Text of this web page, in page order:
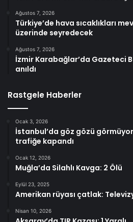
Ağustos 7, 2026
Türkiye’de hava sıcaklıkları
üzerinde seyredecek
Ağustos 7, 2026
İzmir Karabağlar’da Gazeteci
anıldı
Rastgele Haberler
Ocak 3, 2026
İstanbul’da göz gözü
trafiğe kapandı
Ocak 12, 2026
Muğla’da Silahlı Kavga: 2 Ölü
Eylül 23, 2025
Amerikan rüyası çatlak:
Nisan 10, 2026